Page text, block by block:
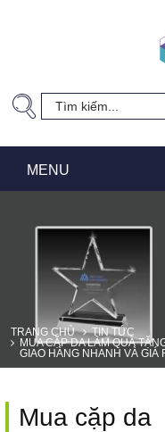
TRANG CHỦ
TIN TỨC
MUA CẶP DA LÀM QUÀ
GIAO HÀNG NHANH VÀ GIÁ
Mua cặp da